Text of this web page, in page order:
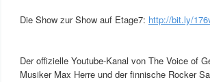
Die Show zur Show auf Etage7: http://bit.ly/
Der offizielle Youtube-Kanal von The Voice of
Musiker Max Herre und der finnische Rocker